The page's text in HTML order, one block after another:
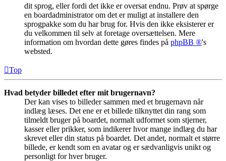
dit sprog, eller fordi det ikke er oversat endnu. Prøv at spørge
en boardadministrator om det er muligt at installere den
sprogpakke som du har brug for. Hvis den ikke eksisterer er
du velkommen til selv at foretage oversættelsen. Mere
information om hvordan dette gøres findes på phpBB ®'s
websted.
Top
Hvad betyder billedet efter mit brugernavn?
Der kan vises to billeder sammen med et brugernavn når
indlæg læses. Det ene er et billede tilknyttet din rang som
tilmeldt bruger på boardet, normalt udformet som stjerner,
kasser eller prikker, som indikerer hvor mange indlæg du har
skrevet eller din status på boardet. Det andet, normalt et større
billede, er kendt som en avatar og er sædvanligvis unikt og
personligt for hver bruger.